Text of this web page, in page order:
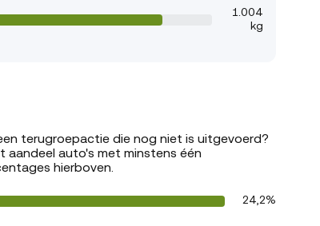
1.004
kg
terugroepactie die nog niet is uitgevoerd?
aandeel auto's met minstens één
hierboven.
24,2%